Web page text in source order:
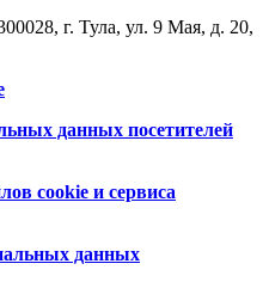
г. Тула, ул. 9 Мая, д. 20,
данных посетителей
cookie и сервиса
данных